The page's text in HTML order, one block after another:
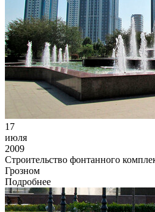
17
июля
2009
Строительство фонтанного
Грозном
Подробнее